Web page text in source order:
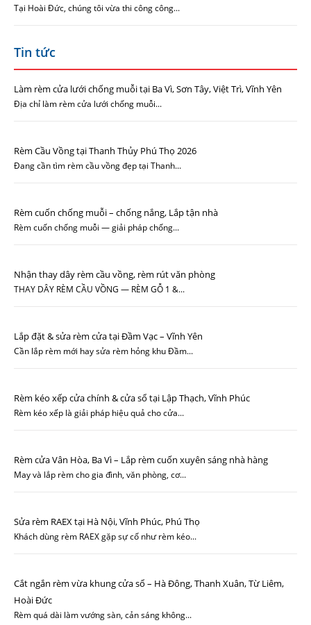
Tại Hoài Đức, chúng tôi vừa thi công công...
Tin tức
Làm rèm cửa lưới chống muỗi tại Ba Vì, Sơn Tây, Việt Trì, Vĩnh Yên
Địa chỉ làm rèm cửa lưới chống muỗi...
Rèm Cầu Vồng tại Thanh Thủy Phú Thọ 2026
Đang cần tìm rèm cầu vồng đẹp tại Thanh...
Rèm cuốn chống muỗi – chống nắng, Lắp tận nhà
Rèm cuốn chống muỗi — giải pháp chống...
Nhận thay dây rèm cầu vồng, rèm rút văn phòng
THAY DÂY RÈM CẦU VỒNG — RÈM GỖ 1 &...
Lắp đặt & sửa rèm cửa tại Đầm Vạc – Vĩnh Yên
Cần lắp rèm mới hay sửa rèm hỏng khu Đầm...
Rèm kéo xếp cửa chính & cửa sổ tại Lập Thạch, Vĩnh Phúc
Rèm kéo xếp là giải pháp hiệu quả cho cửa...
Rèm cửa Vân Hòa, Ba Vì – Lắp rèm cuốn xuyên sáng nhà hàng
May và lắp rèm cho gia đình, văn phòng, cơ...
Sửa rèm RAEX tại Hà Nội, Vĩnh Phúc, Phú Thọ
Khách dùng rèm RAEX gặp sự cố như rèm kéo...
Cắt ngắn rèm vừa khung cửa sổ – Hà Đông, Thanh Xuân, Từ Liêm,
Hoài Đức
Rèm quá dài làm vướng sàn, cản sáng không...